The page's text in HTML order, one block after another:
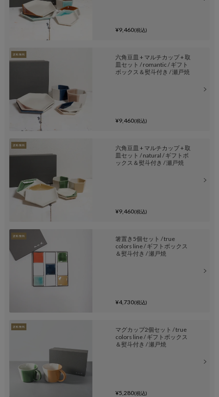
¥9,460(税込)
六角豆皿 + マルチカップ + 取
皿セット / romantic / ギフト
ボックス＆熨斗付き / 瀬戸焼
¥9,460(税込)
六角豆皿 + マルチカップ + 取
皿セット / natural / ギフトボ
ックス＆熨斗付き / 瀬戸焼
¥9,460(税込)
箸置き5個セット / true
colors line / ギフトボックス
＆熨斗付き / 瀬戸焼
¥4,730(税込)
マグカップ2個セット / true
colors line / ギフトボックス
＆熨斗付き / 瀬戸焼
¥5,280(税込)